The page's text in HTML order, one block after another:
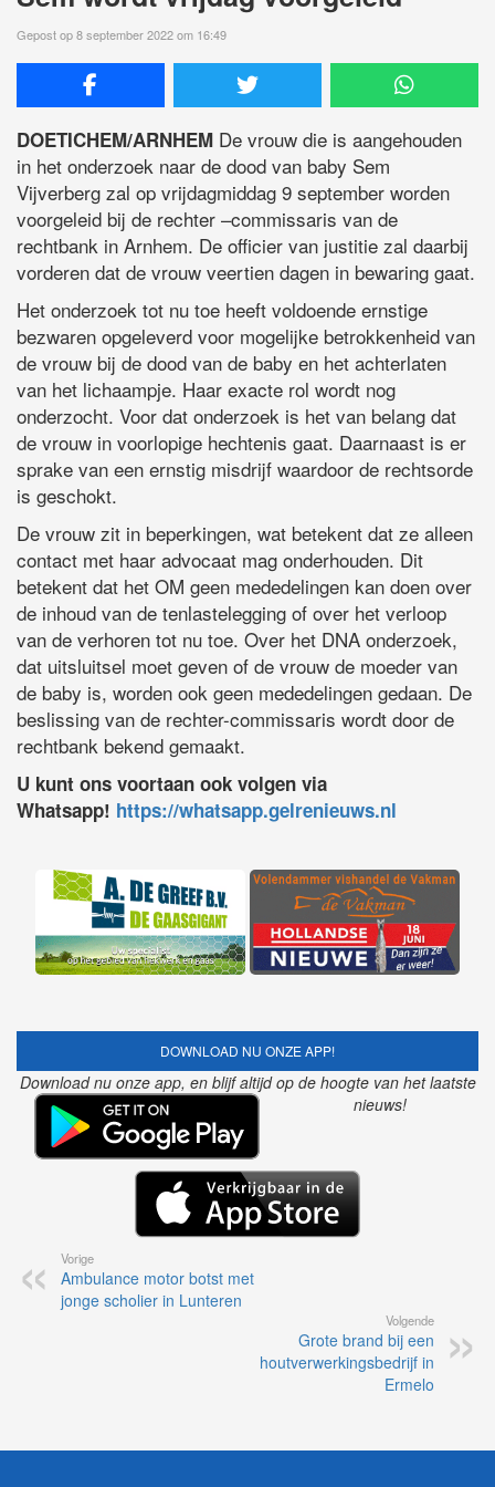
Gepost op 8 september 2022 om 16:49
DOETICHEM/ARNHEM De vrouw die is aangehouden
in het onderzoek naar de dood van baby Sem
Vijverberg zal op vrijdagmiddag 9 september worden
voorgeleid bij de rechter –commissaris van de
rechtbank in Arnhem. De officier van justitie zal daarbij
vorderen dat de vrouw veertien dagen in bewaring gaat.
Het onderzoek tot nu toe heeft voldoende ernstige
bezwaren opgeleverd voor mogelijke betrokkenheid van
de vrouw bij de dood van de baby en het achterlaten
van het lichaampje. Haar exacte rol wordt nog
onderzocht. Voor dat onderzoek is het van belang dat
de vrouw in voorlopige hechtenis gaat. Daarnaast is er
sprake van een ernstig misdrijf waardoor de rechtsorde
is geschokt.
De vrouw zit in beperkingen, wat betekent dat ze alleen
contact met haar advocaat mag onderhouden. Dit
betekent dat het OM geen mededelingen kan doen over
de inhoud van de tenlastelegging of over het verloop
van de verhoren tot nu toe. Over het DNA onderzoek,
dat uitsluitsel moet geven of de vrouw de moeder van
de baby is, worden ook geen mededelingen gedaan. De
beslissing van de rechter-commissaris wordt door de
rechtbank bekend gemaakt.
U kunt ons voortaan ook volgen via
Whatsapp! https://whatsapp.gelrenieuws.nl
DOWNLOAD NU ONZE APP!
Download nu onze app, en blijf altijd op de hoogte van het laatste
nieuws!
Vorige
Ambulance motor botst met
jonge scholier in Lunteren
Volgende
Grote brand bij een
houtverwerkingsbedrijf in
Ermelo